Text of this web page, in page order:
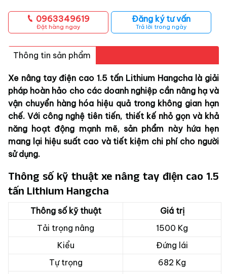
0963349619
Đặt hàng ngay
Đăng ký tư vấn
Trả lời trong ngày
Thông tin sản phẩm
Xe nâng tay điện cao 1.5 tấn Lithium Hangcha là giải
pháp hoàn hảo cho các doanh nghiệp cần nâng hạ và
vận chuyển hàng hóa hiệu quả trong không gian hạn
chế. Với công nghệ tiên tiến, thiết kế nhỏ gọn và khả
năng hoạt động mạnh mẽ, sản phẩm này hứa hẹn
mang lại hiệu suất cao và tiết kiệm chi phí cho người
sử dụng.
Thông số kỹ thuật xe nâng tay điện cao 1.5
tấn Lithium Hangcha
Thông số kỹ thuật
Giá trị
Tải trọng nâng
1500 Kg
Kiểu
Đứng lái
Tự trọng
682 Kg